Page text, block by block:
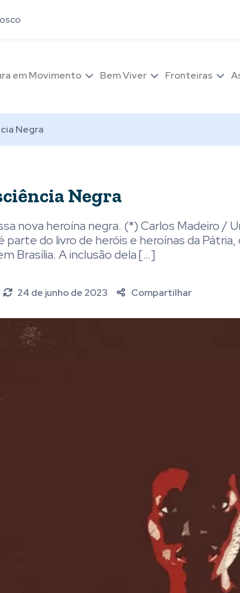
em Movimento Bem Viver Fronteiras
Negra
Negra
nova heroína negra. (*) Carlos Madeiro /
do livro de heróis e heroínas da
Brasília. A inclusão dela […]
24 de junho de 2023 Compartilhar